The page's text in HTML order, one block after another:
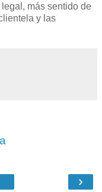
más sentido de
y las
›